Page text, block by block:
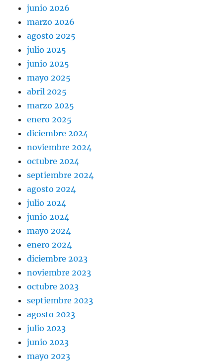
junio 2026
marzo 2026
agosto 2025
julio 2025
junio 2025
mayo 2025
abril 2025
marzo 2025
enero 2025
diciembre 2024
noviembre 2024
octubre 2024
septiembre 2024
agosto 2024
julio 2024
junio 2024
mayo 2024
enero 2024
diciembre 2023
noviembre 2023
octubre 2023
septiembre 2023
agosto 2023
julio 2023
junio 2023
mayo 2023